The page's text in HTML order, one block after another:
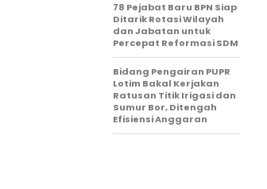
78 Pejabat Baru BPN Siap
Ditarik Rotasi Wilayah
dan Jabatan untuk
Percepat Reformasi SDM
Bidang Pengairan PUPR
Lotim Bakal Kerjakan
Ratusan Titik Irigasi dan
Sumur Bor, Ditengah
Efisiensi Anggaran